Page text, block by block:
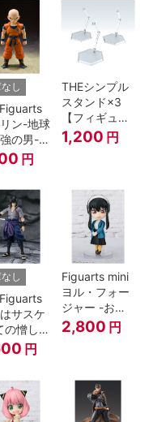
』
し
ン-地球
の男-
ゴンボ
Ｚ』
円
THEシンプル
スタンド×3
【フィギュア
＆模型用】
〈HEX〉タイ
1,200 円
し
サスケ
の憎しみ
う者-
-
円
Figuarts mini
ヨル・フォー
ジャー -おで
けけこーで-
『SPY×FAMILY』
2,800 円